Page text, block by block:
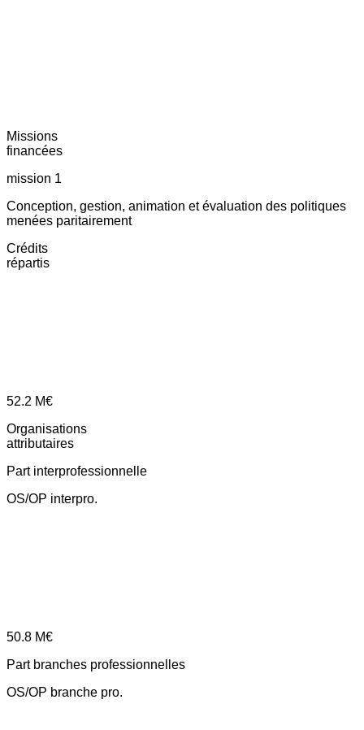
Missions
financées
mission 1
Conception, gestion, animation et évaluation des politiques
menées paritairement
Crédits
répartis
52.2 M€
Organisations
attributaires
Part interprofessionnelle
OS/OP interpro.
50.8 M€
Part branches professionnelles
OS/OP branche pro.